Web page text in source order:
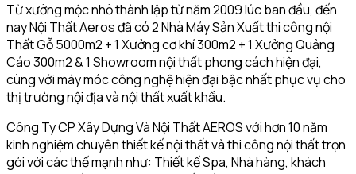
Từ xưởng mộc nhỏ thành lập từ năm 2009 lúc ban đầu, đến
nay Nội Thất Aeros đã có 2 Nhà Máy Sản Xuất thi công nội
Thất Gỗ 5000m2 + 1 Xưởng cơ khí 300m2 + 1 Xưởng Quảng
Cáo 300m2 & 1 Showroom nội thất phong cách hiện đại,
cùng với máy móc công nghệ hiện đại bậc nhất phục vụ cho
thị trường nội địa và nội thất xuất khẩu.
Công Ty CP Xây Dựng Và Nội Thất AEROS với hơn 10 năm
kinh nghiệm chuyên thiết kế nội thất và thi công nội thất trọn
gói với các thế mạnh như: Thiết kế Spa, Nhà hàng, khách